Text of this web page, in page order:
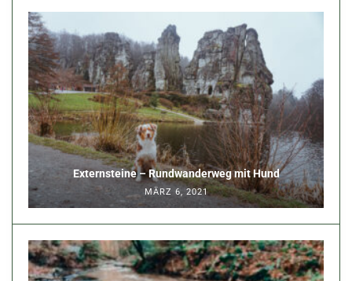
Externsteine – Rundwanderweg mit Hund
MÄRZ 6, 2021